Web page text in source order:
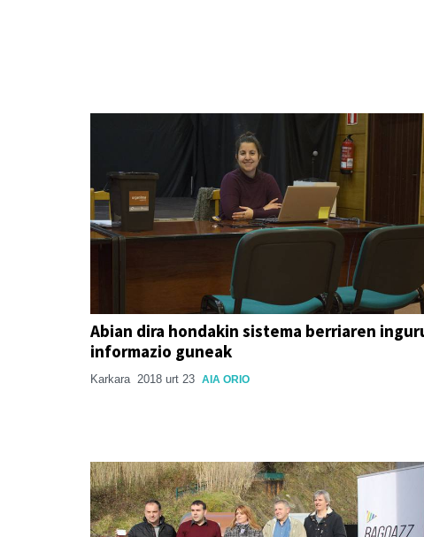
Abian dira hondakin sistema berriaren
informazio guneak
Karkara 2018 urt 23 AIA ORIO